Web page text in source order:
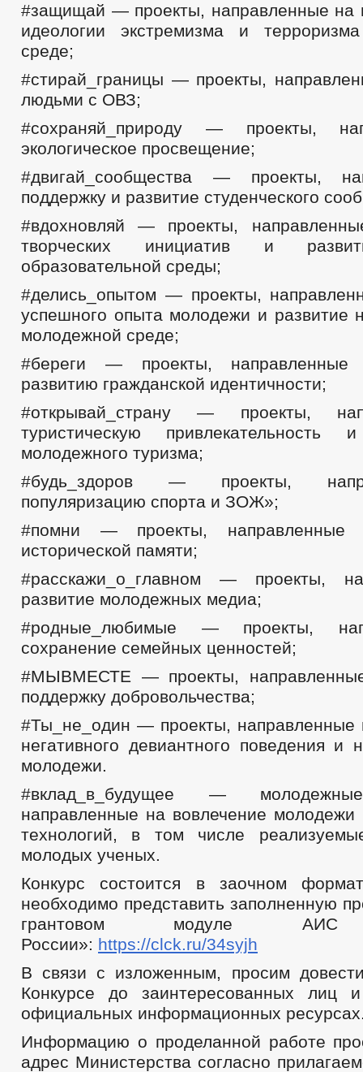
#защищай — проекты, направленные на
идеологии экстремизма и
среде;
#стирай_границы — проекты,
людьми с ОВЗ;
#сохраняй_природу — проекты,
экологическое просвещение;
#двигай_сообщества — проекты,
поддержку и развитие студенческого
#вдохновляй — проекты,
творческих инициатив и
образовательной среды;
#делись_опытом — проекты,
успешного опыта молодежи и развитие
молодежной среде;
#береги — проекты, направленные
развитию гражданской идентичности;
#открывай_страну — проекты,
туристическую
молодежного туризма;
#будь_здоров — проекты,
популяризацию спорта и ЗОЖ»;
#помни — проекты, направленные
исторической памяти;
#расскажи_о_главном — проекты,
развитие молодежных медиа;
#родные_любимые — проекты,
сохранение семейных ценностей;
#МЫВМЕСТЕ — проекты,
поддержку добровольчества;
#Ты_не_один — проекты, направленные
негативного девиантного поведения и
молодежи.
#вклад_в_будущее —
направленные на вовлечение
технологий, в том числе
молодых ученых.
Конкурс состоится в заочном
необходимо представить заполненную
грантовом модуле АИС
России»: https://clck.ru/34syjh
В связи с изложенным, просим
Конкурсе до заинтересованных лиц
официальных информационных
Информацию о проделанной работе
адрес Министерства согласно